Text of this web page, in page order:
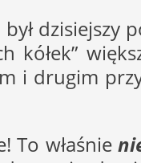
dzisiejszy
kółek”
i drugim
właśnie